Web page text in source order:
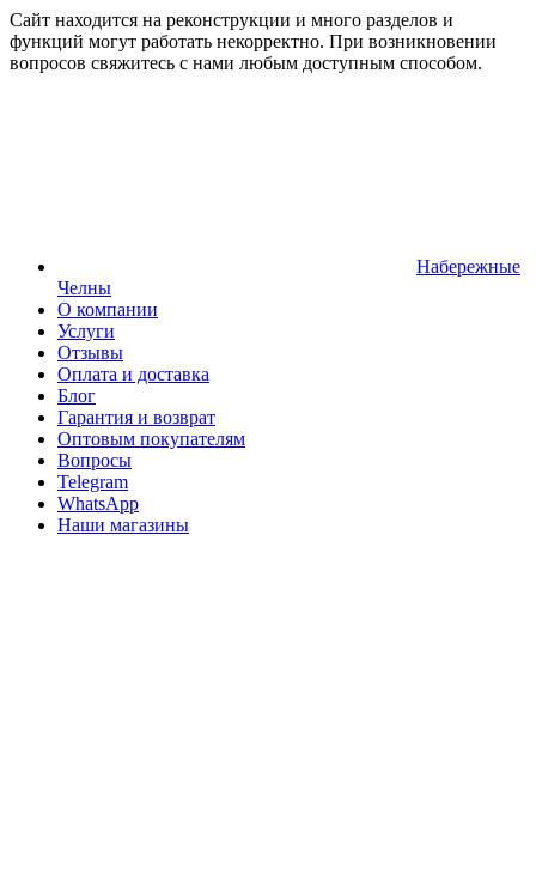
Сайт находится на реконструкции и много разделов и
функций могут работать некорректно. При возникновении
вопросов свяжитесь с нами любым доступным способом.
Набережные
Челны
О компании
Услуги
Отзывы
Оплата и доставка
Блог
Гарантия и возврат
Оптовым покупателям
Вопросы
Telegram
WhatsApp
Наши магазины